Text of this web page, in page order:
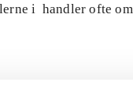
i handler ofte om